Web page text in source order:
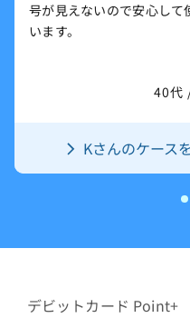
号が見えないので安心して
います。
40代
Kさんのケース新
デビットカード Point+